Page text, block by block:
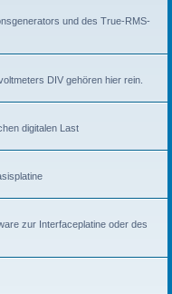
und des True-RMS-
DIV gehören hier rein.
digitalen Last
zur Interfaceplatine oder des